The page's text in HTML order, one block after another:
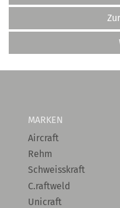
MARKEN
Aircraft
Rehm
Schweisskraft
C.raftweld
Unicraft